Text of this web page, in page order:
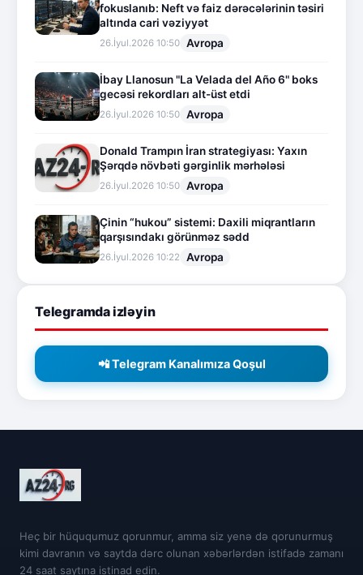
fokuslanıb: Neft və faiz dərəcələrinin təsiri
altında cari vəziyyət
26.İyul.2026 10:50 Avropa
İbay Llanosun "La Velada del Año 6" boks
gecəsi rekordları alt-üst etdi
26.İyul.2026 10:50 Avropa
Donald Trampın İran strategiyası: Yaxın
Şərqdə növbəti gərginlik mərhələsi
26.İyul.2026 10:50 Avropa
Çinin “hukou” sistemi: Daxili miqrantların
qarşısındakı görünməz sədd
26.İyul.2026 10:22 Avropa
Telegramda izləyin
📲 Telegram Kanalımıza Qoşul
Heç bir hüququmuz qorunmur, amma siz yenə də qorunurmuş
kimi davranın və saytda dərc olunan xəbərlərdən istifadə zamanı
24 saat saytına istinad edin.